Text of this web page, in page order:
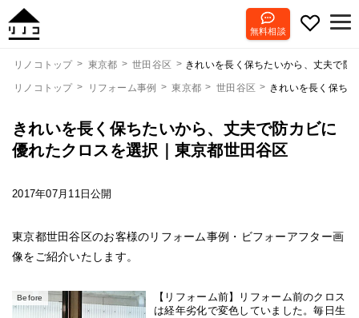
無料相談
リノコトップ 東京都 世田谷区 きれいを長く保ちたいから、丈夫で防
リノコトップ リフォーム事例 東京都 世田谷区 きれいを長く保ち
きれいを長く保ちたいから、丈夫で防カビに
優れたクロスを選択｜東京都世田谷区
2017年07月11日公開
東京都世田谷区のお客様のリフォーム事例・ビフォーアフター画
像をご紹介いたします。
Before
【リフォーム前】リフォーム前のクロス
は経年劣化で変色していました。毎日生